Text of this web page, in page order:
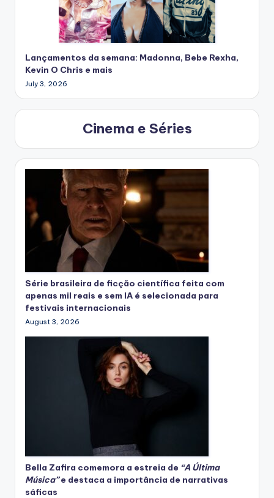
Lançamentos da semana: Madonna, Bebe Rexha,
Kevin O Chris e mais
July 3, 2026
Cinema e Séries
Série brasileira de ficção científica feita com
apenas mil reais e sem IA é selecionada para
festivais internacionais
August 3, 2026
Bella Zafira comemora a estreia de “A Última
Música”e destaca a importância de narrativas
sáficas